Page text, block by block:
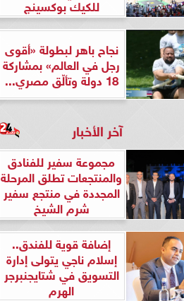
للكيك بوكسينج
نجاح باهر لبطولة «أقوى
رجل في العالم» بمشاركة
18 دولة وتألّق مصري...
آخر الأخبار
مجموعة سفير للفنادق
والمنتجعات تطلق المرحلة
المجددة في منتجع سفير
شرم الشيخ
إضافة قوية للفندق..
إسلام ناجي يتولى إدارة
التسويق في شتايجنبرجر
الهرم